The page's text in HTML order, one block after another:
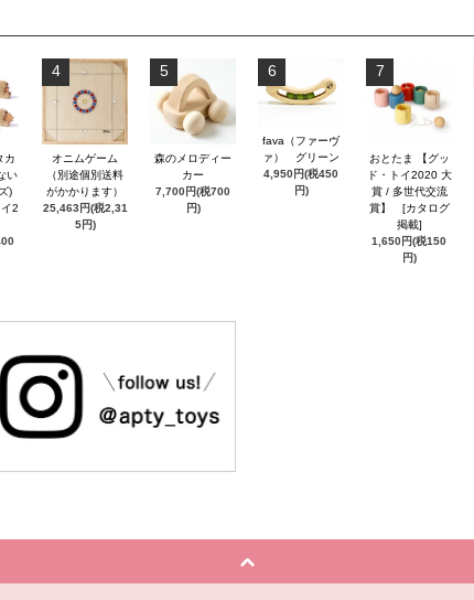
カ
い
)
イ2
4
オニムゲーム
（別途個別送料
がかかります）
25,463円(税2,31
5円)
5
森のメロディー
カー
7,700円(税700
円)
6
fava（ファーヴ
ァ） グリーン
4,950円(税450
円)
7
おとたま 【グッ
ド・トイ2020 大
賞 / 多世代交流
賞】 [カタログ
掲載]
1,650円(税150
円)